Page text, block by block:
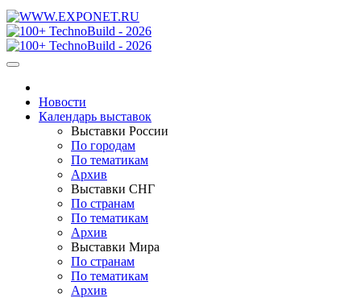
Новости
Календарь выставок
Выставки России
По городам
По тематикам
Архив
Выставки СНГ
По странам
По тематикам
Архив
Выставки Мира
По странам
По тематикам
Архив